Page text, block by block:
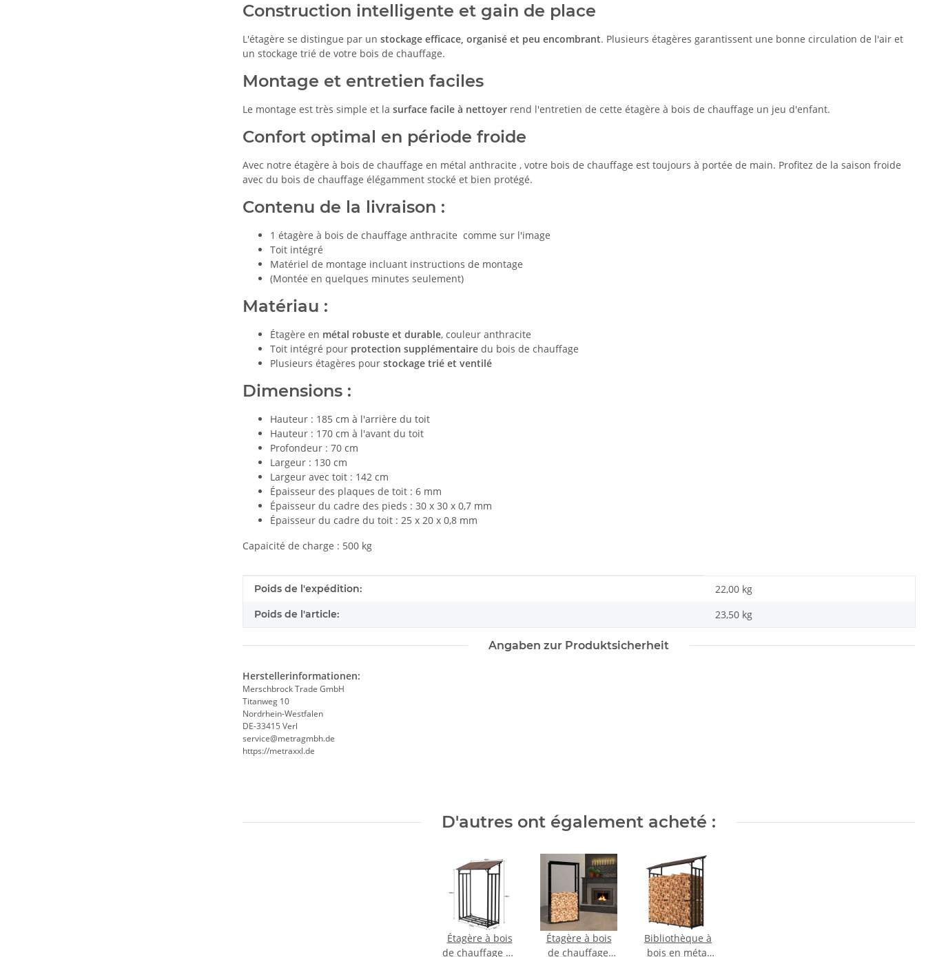
Construction intelligente et gain de place
L'étagère se distingue par un stockage efficace, organisé et peu encombrant. Plusieurs étagères garantissent une bonne circulation de l'air et
un stockage trié de votre bois de chauffage.
Montage et entretien faciles
Le montage est très simple et la surface facile à nettoyer rend l'entretien de cette étagère à bois de chauffage un jeu d'enfant.
Confort optimal en période froide
Avec notre étagère à bois de chauffage en métal anthracite , votre bois de chauffage est toujours à portée de main. Profitez de la saison froide
avec du bois de chauffage élégamment stocké et bien protégé.
Contenu de la livraison :
1 étagère à bois de chauffage anthracite comme sur l'image
Toit intégré
Matériel de montage incluant instructions de montage
(Montée en quelques minutes seulement)
Matériau :
Étagère en métal robuste et durable, couleur anthracite
Toit intégré pour protection supplémentaire du bois de chauffage
Plusieurs étagères pour stockage trié et ventilé
Dimensions :
Hauteur : 185 cm à l'arrière du toit
Hauteur : 170 cm à l'avant du toit
Profondeur : 70 cm
Largeur : 130 cm
Largeur avec toit : 142 cm
Épaisseur des plaques de toit : 6 mm
Épaisseur du cadre des pieds : 30 x 30 x 0,7 mm
Épaisseur du cadre du toit : 25 x 20 x 0,8 mm
Capaicité de charge : 500 kg
#productDetails.itemInformation#
#productDetails.itemValue#
Poids de l'expédition: 22,00 kg
Poids de l'article: 23,50 kg
Angaben zur Produktsicherheit
Herstellerinformationen:
Merschbrock Trade GmbH
Titanweg 10
Nordrhein-Westfalen
DE-33415 Verl
service@metragmbh.de
https://metraxxl.de
D'autres ont également acheté :
Étagère à bois
de chauffage en
Étagère à bois
de chauffage,
Bibliothèque à
bois en métal